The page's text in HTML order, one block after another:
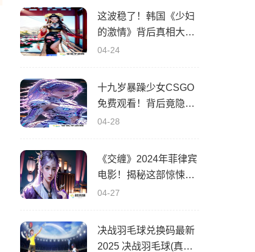
这波稳了！韩国《少妇
的激情》背后真相大揭
秘！快来了解！
04-24
十九岁暴躁少女CSGO
免费观看！背后竟隐藏
着这些真相！
04-28
《交缠》2024年菲律宾
电影！揭秘这部惊悚力
作的五大秘密！谁能从
04-27
决战羽毛球兑换码最新
2025 决战羽毛球(真实